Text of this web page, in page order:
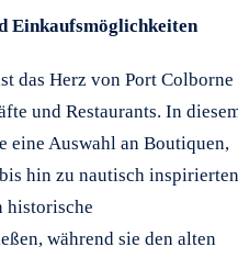
Einkaufsmöglichkeiten
das Herz von Port Colborne
und Restaurants. In
eine Auswahl an Boutiquen,
hin zu nautisch inspirierten
historische
während sie den alten